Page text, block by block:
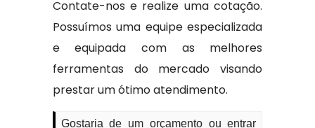
Contate-nos e realize uma cotação.
Possuímos uma equipe especializada
e equipada com as melhores
ferramentas do mercado visando
prestar um ótimo atendimento.
Gostaria de um orçamento ou entrar